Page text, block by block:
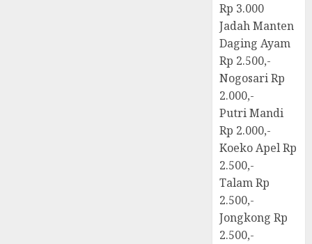
Rp 3.000
Jadah Manten
Daging Ayam
Rp 2.500,-
Nogosari Rp
2.000,-
Putri Mandi
Rp 2.000,-
Koeko Apel Rp
2.500,-
Talam Rp
2.500,-
Jongkong Rp
2.500,-